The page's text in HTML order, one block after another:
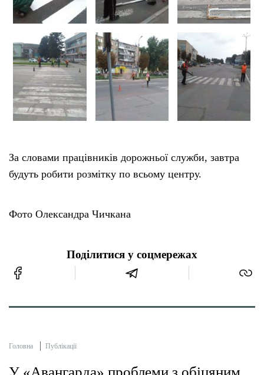
За словами працівників дорожньої служби, завтра
будуть робити розмітку по всьому центру.
Фото Олександра Чичкана
Поділитися у соцмережах
Головна Публікації
У «Авангарда» проблеми з обіцяним